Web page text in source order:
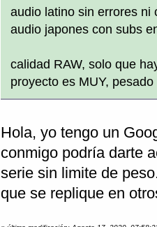
audio latino sin errores ni
audio japones con subs
calidad RAW, solo que
proyecto es MUY, pesado
Hola, yo tengo un
conmigo podría darte
serie sin limite de
que se replique en